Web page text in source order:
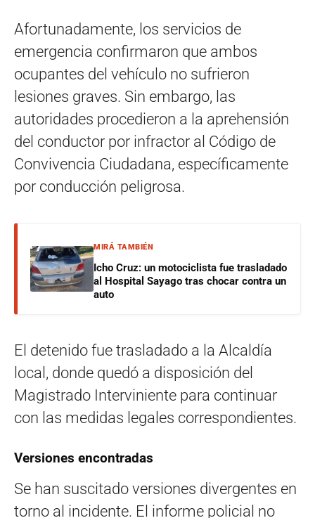
Afortunadamente, los servicios de
emergencia confirmaron que ambos
ocupantes del vehículo no sufrieron
lesiones graves. Sin embargo, las
autoridades procedieron a la aprehensión
del conductor por infractor al Código de
Convivencia Ciudadana, específicamente
por conducción peligrosa.
MIRÁ TAMBIÉN
Icho Cruz: un motociclista fue trasladado
al Hospital Sayago tras chocar contra un
auto
El detenido fue trasladado a la Alcaldía
local, donde quedó a disposición del
Magistrado Interviniente para continuar
con las medidas legales correspondientes.
Versiones encontradas
Se han suscitado versiones divergentes en
torno al incidente. El informe policial no